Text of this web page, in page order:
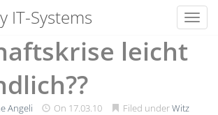
IT-Systems
leicht
Angeli On 17.03.10 Filed underWitz